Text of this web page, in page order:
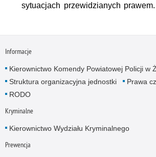
sytuacjach przewidzianych prawem.
Informacje
Kierownictwo Komendy Powiatowej Policji w
Struktura organizacyjna jednostki
Prawa
RODO
Kryminalne
Kierownictwo Wydziału Kryminalnego
Prewencja